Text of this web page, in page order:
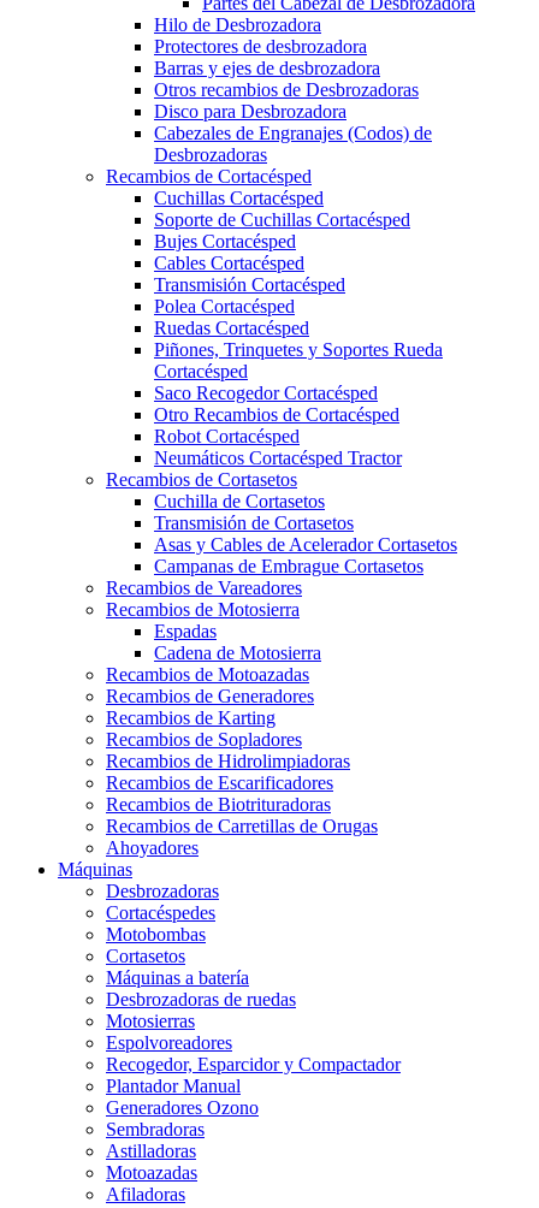
Hilo de Desbrozadora
Protectores de desbrozadora
Barras y ejes de desbrozadora
Otros recambios de Desbrozadoras
Disco para Desbrozadora
Cabezales de Engranajes (Codos) de
Desbrozadoras
Recambios de Cortacésped
Cuchillas Cortacésped
Soporte de Cuchillas Cortacésped
Bujes Cortacésped
Cables Cortacésped
Transmisión Cortacésped
Polea Cortacésped
Ruedas Cortacésped
Piñones, Trinquetes y Soportes Rueda
Cortacésped
Saco Recogedor Cortacésped
Otro Recambios de Cortacésped
Robot Cortacésped
Neumáticos Cortacésped Tractor
Recambios de Cortasetos
Cuchilla de Cortasetos
Transmisión de Cortasetos
Asas y Cables de Acelerador Cortasetos
Campanas de Embrague Cortasetos
Recambios de Vareadores
Recambios de Motosierra
Espadas
Cadena de Motosierra
Recambios de Motoazadas
Recambios de Generadores
Recambios de Karting
Recambios de Sopladores
Recambios de Hidrolimpiadoras
Recambios de Escarificadores
Recambios de Biotrituradoras
Recambios de Carretillas de Orugas
Ahoyadores
Máquinas
Desbrozadoras
Cortacéspedes
Motobombas
Cortasetos
Máquinas a batería
Desbrozadoras de ruedas
Motosierras
Espolvoreadores
Recogedor, Esparcidor y Compactador
Plantador Manual
Generadores Ozono
Sembradoras
Astilladoras
Motoazadas
Afiladoras